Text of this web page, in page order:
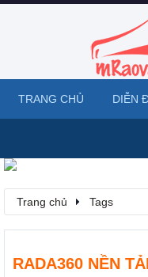
Trang chủ Tags
RADA360 NỀN
TRANG CHỦ DIỄN